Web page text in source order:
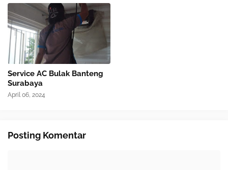
Service AC Bulak Banteng
Surabaya
April 06, 2024
Posting Komentar